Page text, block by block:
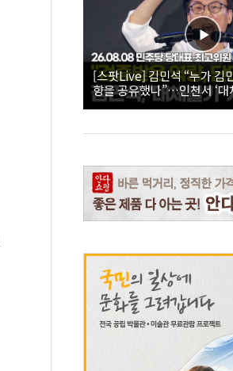
[스팟Live] 김민석 “누가 김
향을 공유했나”…인천서 ‘대
26.08.08 더불어민주당 당대